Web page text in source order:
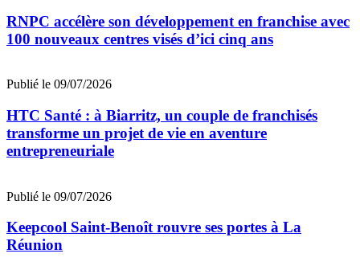
RNPC accélère son développement en franchise avec
100 nouveaux centres visés d’ici cinq ans
Publié le 09/07/2026
HTC Santé : à Biarritz, un couple de franchisés
transforme un projet de vie en aventure
entrepreneuriale
Publié le 09/07/2026
Keepcool Saint-Benoît rouvre ses portes à La
Réunion